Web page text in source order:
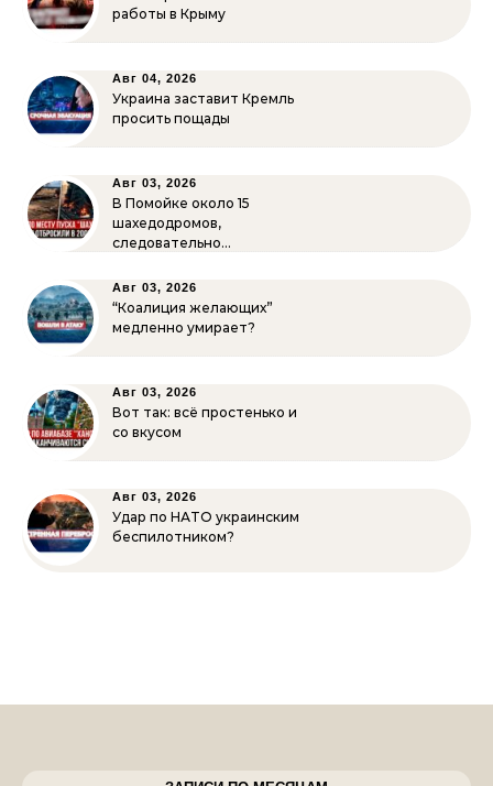
работы в Крыму
Авг 04, 2026
Украина заставит Кремль
просить пощады
Авг 03, 2026
В Помойке около 15
шахедодромов,
следовательно…
Авг 03, 2026
“Коалиция желающих”
медленно умирает?
Авг 03, 2026
Вот так: всё простенько и
со вкусом
Авг 03, 2026
Удар по НАТО украинским
беспилотником?